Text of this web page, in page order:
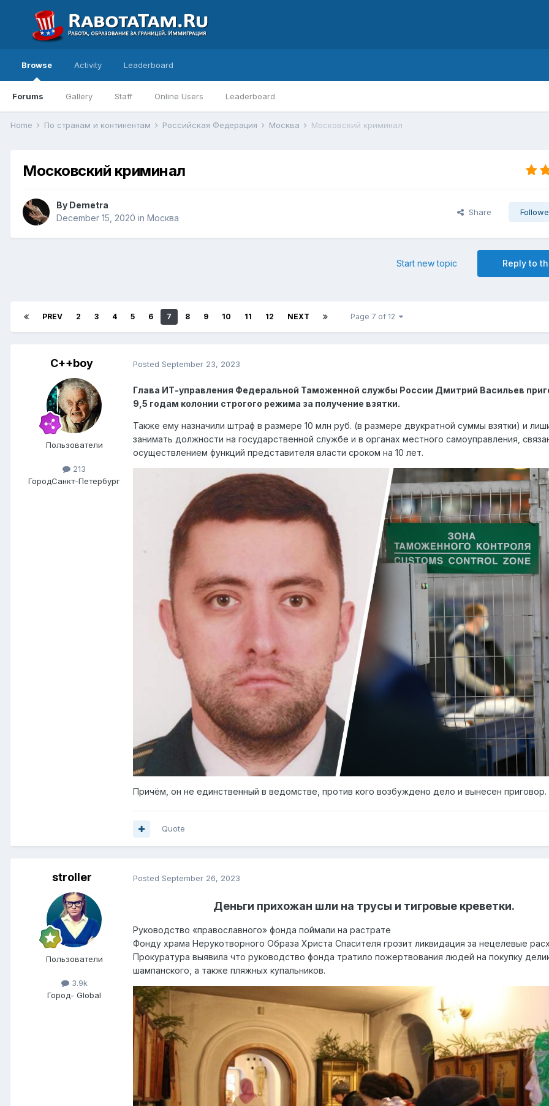
Browse
Forums Gallery Staff Online Users Leaderboard
Activity Leaderboard
Home По странам и континентам Российская Федерация Москва Московский криминал
Московский криминал
By Demetra
December 15, 2020 in Москва
Share
Reply to
Start new topic
PREV 2 3 4 5 6 7 8 9 10 11 12 NEXT Page 7 of 12
C++boy
Пользователи
213
ГородСанкт-Петербург
Posted September 23, 2023
Глава ИТ-управления Федеральной Таможенной службы России Дмитрий Васильев
9,5 годам колонии строгого режима за получение взятки.
Также ему назначили штраф в размере 10 млн руб. (в размере двукратной суммы взятки) и
занимать должности на государственной службе и в органах местного самоуправления,
осуществлением функций представителя власти сроком на 10 лет.
Причём, он не единственный в ведомстве, против кого возбуждено дело и вынесен приговор.
Quote
stroller
Пользователи
3.9k
Город- Global
Posted September 26, 2023
Деньги прихожан шли на трусы и тигровые креветки.
Руководство «православного» фонда поймали на растрате
Фонду храма Нерукотворного Образа Христа Спасителя грозит ликвидация за нецелевые
Прокуратура выявила что руководство фонда тратило пожертвования людей на покупку
шампанского, а также пляжных купальников.